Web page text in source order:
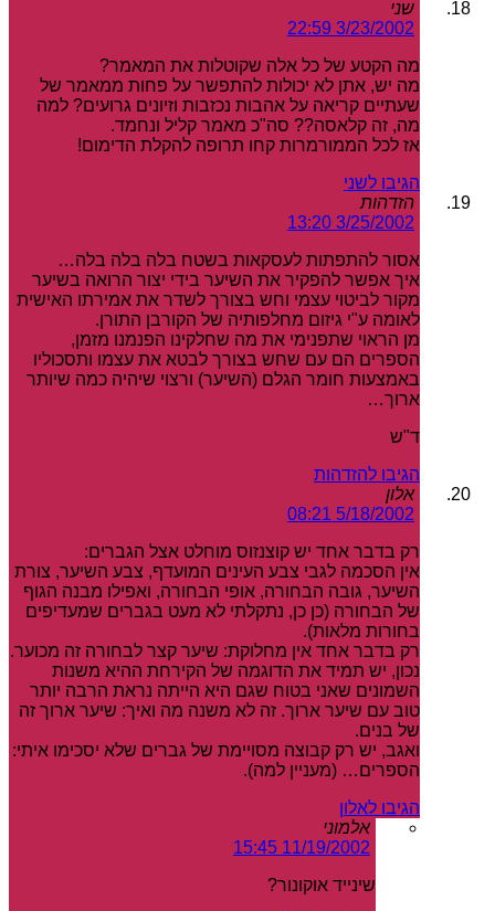
שני
3/23/2002 22:59
מה הקטע של כל אלה שקוטלות את המאמר?
מה יש, אתן לא יכולות להתפשר על פחות ממאמר של
שעתיים קריאה על אהבות נכזבות וזיונים גרועים? למה
מה, זה קלאסה?? סה"כ מאמר קליל ונחמד.
אז לכל הממורמרות קחו תרופה להקלת הדימום!
הגיבו לשני
הזדהות
3/25/2002 13:20
אסור להתפתות לעסקאות בשטח בלה בלה בלה…
איך אפשר להפקיר את השיער בידי יצור הרואה בשיער
מקור לביטוי עצמי וחש בצורך לשדר את אמירתו האישית
לאומה ע"י גיזום מחלפותיה של הקורבן התורן.
מן הראוי שתפנימי את מה שחלקינו הפנמנו מזמן,
הספרים הם עם שחש בצורך לבטא את עצמו ותסכוליו
באמצעות חומר הגלם (השיער) ורצוי שיהיה כמה שיותר
ארוך…
ד"ש
הגיבו להזדהות
אלון
5/18/2002 08:21
רק בדבר אחד יש קוצנזוס מוחלט אצל הגברים:
אין הסכמה לגבי צבע העינים המועדף, צבע השיער, צורת
השיער, גובה הבחורה, אופי הבחורה, ואפילו מבנה הגוף
של הבחורה (כן כן, נתקלתי לא מעט בגברים שמעדיפים
בחורות מלאות).
רק בדבר אחד אין מחלוקת: שיער קצר לבחורה זה מכוער.
נכון, יש תמיד את הדוגמה של הקירחת ההיא משנות
השמונים שאני בטוח שגם היא הייתה נראת הרבה יותר
טוב עם שיער ארוך. זה לא משנה מה ואיך: שיער ארוך זה
של בנים.
ואגב, יש רק קבוצה מסויימת של גברים שלא יסכימו איתי:
הספרים… (מעניין למה).
הגיבו לאלון
אלמוני
11/19/2002 15:45
שינייד אוקונור?